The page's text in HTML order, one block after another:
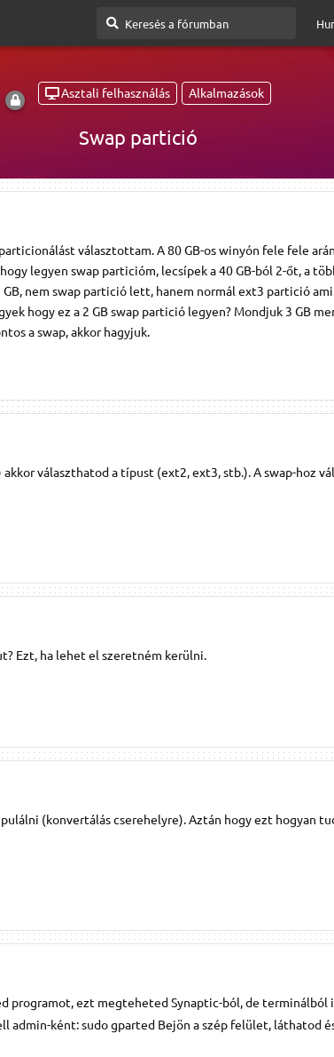
Asztali felhasználás Alkalmazások
Swap partició
választottam. A 80 GB-os winyón fele fele
legyen swap particióm, lecsípek a 40 GB-ból 2-őt, a
nem swap partició lett, hanem normál ext3 partició
hogy ez a 2 GB swap partició legyen? Mondjuk 3 GB
a swap, akkor hagyjuk.
választhatod a típust (ext2, ext3, stb.). A swap-hoz
Ezt, ha lehet el szeretném kerülni.
(konvertálás cserehelyre). Aztán hogy ezt hogyan
programot, ezt megteheted Synaptic-ból, de terminálból
ként: sudo gparted Bejön a szép felület, láthatod